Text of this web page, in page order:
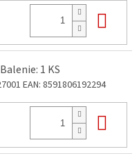
1 KS
EAN: 8591806192294